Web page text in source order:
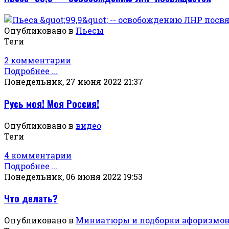
Опубликовано в Пьесы
Теги
2 комментарии
Подробнее ...
Понедельник, 27 июня 2022 21:37
Русь моя! Моя Россия!
Опубликовано в видео
Теги
4 комментарии
Подробнее ...
Понедельник, 06 июня 2022 19:53
Что делать?
Опубликовано в Миниатюры и подборки афоризмов